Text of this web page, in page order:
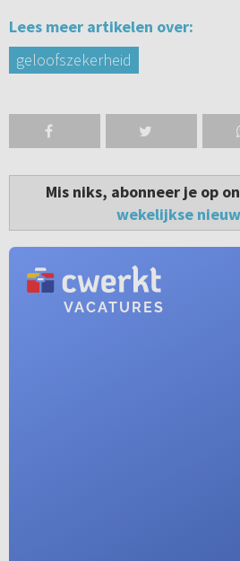
Lees meer artikelen over:
geloofszekerheid
Mis niks, abonneer je op
wekelijkse